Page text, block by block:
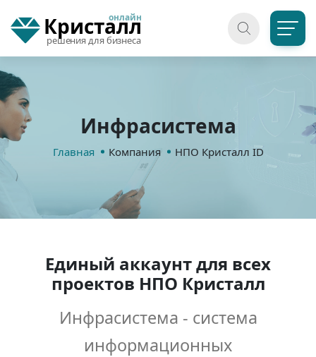
Кристалл
решения для бизнеса
онлайн
Инфрасистема
Главная Компания НПО Кристалл ID
Единый аккаунт для всех
проектов НПО Кристалл
Инфрасистема - система
информационных